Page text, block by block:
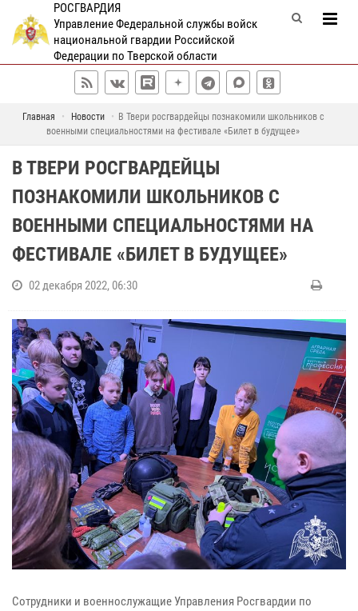
РОСГВАРДИЯ
Управление Федеральной службы войск
национальной гвардии Российской
Федерации по Тверской области
Главная Новости
В Твери росгвардейцы познакомили школьников с
военными специальностями на фестивале «Билет в будущее»
В ТВЕРИ РОСГВАРДЕЙЦЫ
ПОЗНАКОМИЛИ ШКОЛЬНИКОВ С
ВОЕННЫМИ СПЕЦИАЛЬНОСТЯМИ НА
ФЕСТИВАЛЕ «БИЛЕТ В БУДУЩЕЕ»
02 декабря 2022, 06:30
Сотрудники и военнослужащие Управления Росгвардии по